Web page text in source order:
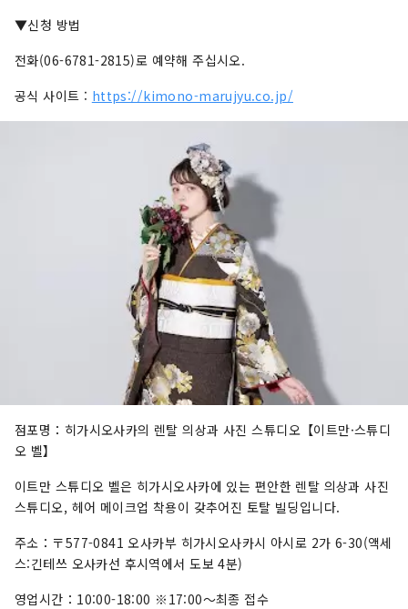
▼신청 방법
전화(06-6781-2815)로 예약해 주십시오.
공식 사이트 : https://kimono-marujyu.co.jp/
점포명：히가시오사카의 렌탈 의상과 사진 스튜디오【이트만·스튜디
오 벨】
이트만 스튜디오 벨은 히가시오사카에 있는 편안한 렌탈 의상과 사진
스튜디오, 헤어 메이크업 착용이 갖추어진 토탈 빌딩입니다.
주소：〒577-0841 오사카부 히가시오사카시 아시로 2가 6-30(액세
스:긴테쓰 오사카선 후시역에서 도보 4분)
영업시간：10:00-18:00 ※17:00～최종 접수